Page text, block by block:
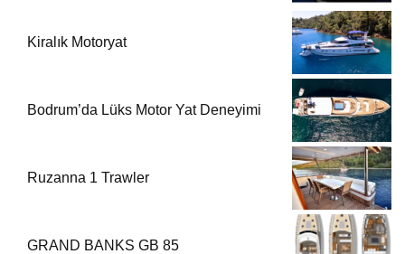
Kiralık Motoryat
Bodrum’da Lüks Motor Yat Deneyimi
Ruzanna 1 Trawler
GRAND BANKS GB 85